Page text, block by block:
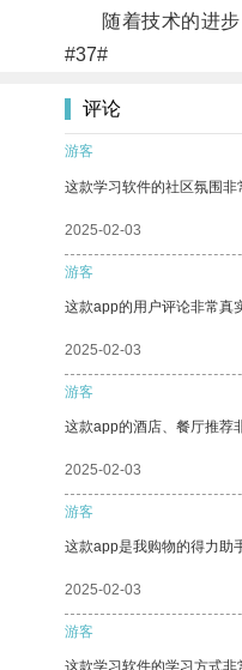
随着技术的进步
#37#
评论
游客
这款学习软件的社区氛围非
2025-02-03
游客
这款app的用户评论非常真
2025-02-03
游客
这款app的酒店、餐厅推荐
2025-02-03
游客
这款app是我购物的得力助
2025-02-03
游客
这款学习软件的学习方式非